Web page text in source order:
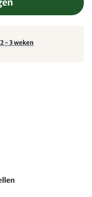
- 3 weken